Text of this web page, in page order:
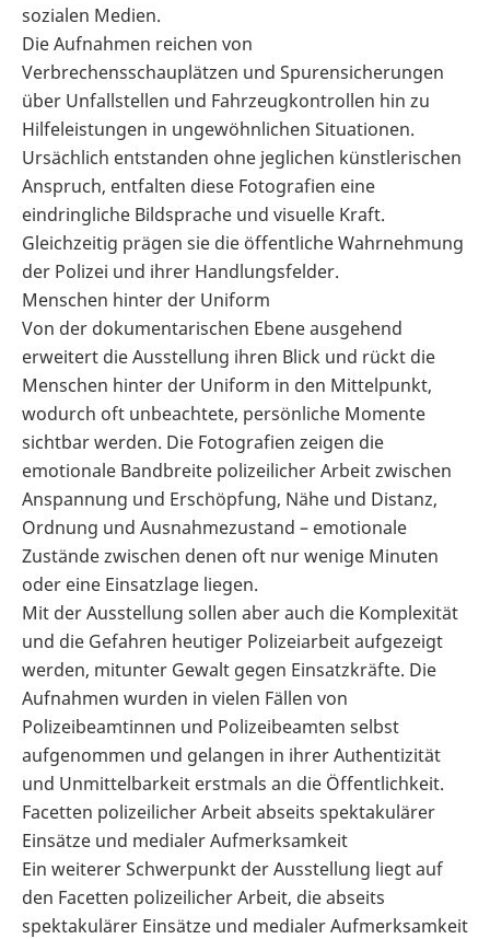
sozialen Medien.
Die Aufnahmen reichen von
Verbrechensschauplätzen und Spurensicherungen
über Unfallstellen und Fahrzeugkontrollen hin zu
Hilfeleistungen in ungewöhnlichen Situationen.
Ursächlich entstanden ohne jeglichen künstlerischen
Anspruch, entfalten diese Fotografien eine
eindringliche Bildsprache und visuelle Kraft.
Gleichzeitig prägen sie die öffentliche Wahrnehmung
der Polizei und ihrer Handlungsfelder.
Menschen hinter der Uniform
Von der dokumentarischen Ebene ausgehend
erweitert die Ausstellung ihren Blick und rückt die
Menschen hinter der Uniform in den Mittelpunkt,
wodurch oft unbeachtete, persönliche Momente
sichtbar werden. Die Fotografien zeigen die
emotionale Bandbreite polizeilicher Arbeit zwischen
Anspannung und Erschöpfung, Nähe und Distanz,
Ordnung und Ausnahmezustand – emotionale
Zustände zwischen denen oft nur wenige Minuten
oder eine Einsatzlage liegen.
Mit der Ausstellung sollen aber auch die Komplexität
und die Gefahren heutiger Polizeiarbeit aufgezeigt
werden, mitunter Gewalt gegen Einsatzkräfte. Die
Aufnahmen wurden in vielen Fällen von
Polizeibeamtinnen und Polizeibeamten selbst
aufgenommen und gelangen in ihrer Authentizität
und Unmittelbarkeit erstmals an die Öffentlichkeit.
Facetten polizeilicher Arbeit abseits spektakulärer
Einsätze und medialer Aufmerksamkeit
Ein weiterer Schwerpunkt der Ausstellung liegt auf
den Facetten polizeilicher Arbeit, die abseits
spektakulärer Einsätze und medialer Aufmerksamkeit